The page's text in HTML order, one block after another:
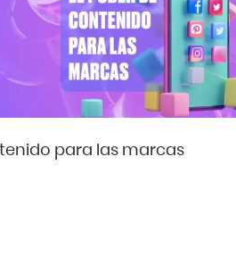
para las marcas